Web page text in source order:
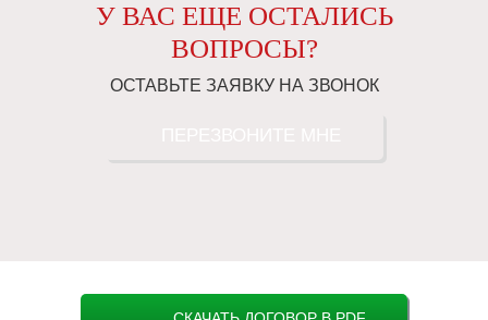
У ВАС ЕЩЕ ОСТАЛИСЬ
ВОПРОСЫ?
ОСТАВЬТЕ ЗАЯВКУ НА ЗВОНОК